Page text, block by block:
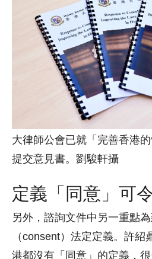
大律師公會已就「完善香港
提交意見書。劉駿軒攝
定義「同意」可
另外，諮詢文件中另一重點為
（consent）法定定義。許
港都沒有「同意」的定義，